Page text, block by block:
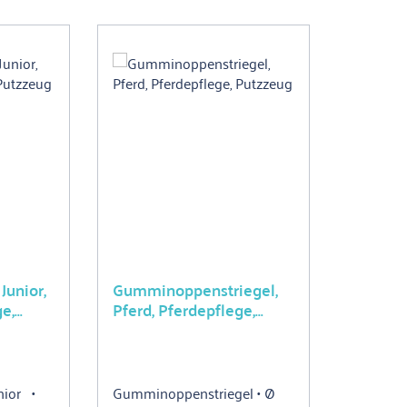
•
Gumminoppenstriegel,
Pferd, Pferdepflege,
Putzzeug
Gumminoppenstriegel • Ø